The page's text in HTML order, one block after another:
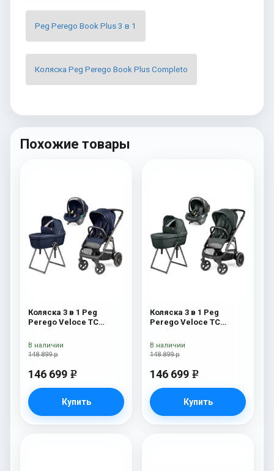
Peg Perego Book Plus 3 в 1
Коляска Peg Perego Book Plus Completo
Похожие товары
Коляска 3 в 1 Peg
Perego Veloce TC
Shine New
148 899 р
146 699 e
Купить
В наличии
Коляска 3 в 1 Peg
Perego Veloce TC
New
148 899 р
146 699 e
Купить
В наличии